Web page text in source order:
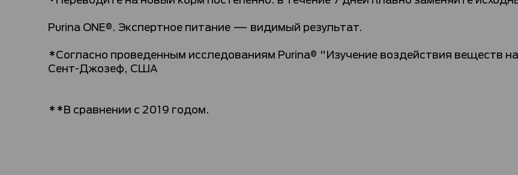
Purina ONE®. Экспертное питание — видимый результат.
*Согласно проведенным исследованиям Purina® "Изучение воздействия веществ
Сент-Джозеф, США
**В сравнении с 2019 годом.